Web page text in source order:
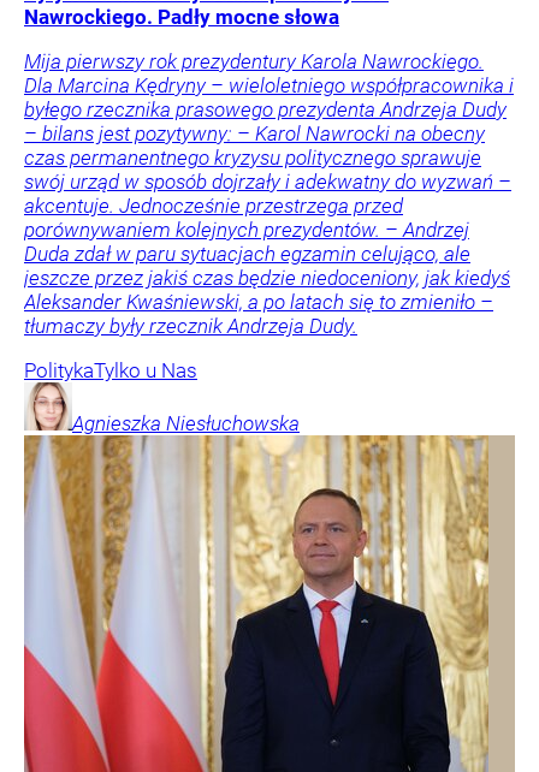
Nawrockiego. Padły mocne słowa
Mija pierwszy rok prezydentury Karola Nawrockiego.
Dla Marcina Kędryny – wieloletniego współpracownika i
byłego rzecznika prasowego prezydenta Andrzeja Dudy
– bilans jest pozytywny: – Karol Nawrocki na obecny
czas permanentnego kryzysu politycznego sprawuje
swój urząd w sposób dojrzały i adekwatny do wyzwań –
akcentuje. Jednocześnie przestrzega przed
porównywaniem kolejnych prezydentów. – Andrzej
Duda zdał w paru sytuacjach egzamin celująco, ale
jeszcze przez jakiś czas będzie niedoceniony, jak kiedyś
Aleksander Kwaśniewski, a po latach się to zmieniło –
tłumaczy były rzecznik Andrzeja Dudy.
PolitykaTylko u Nas
Agnieszka Niesłuchowska